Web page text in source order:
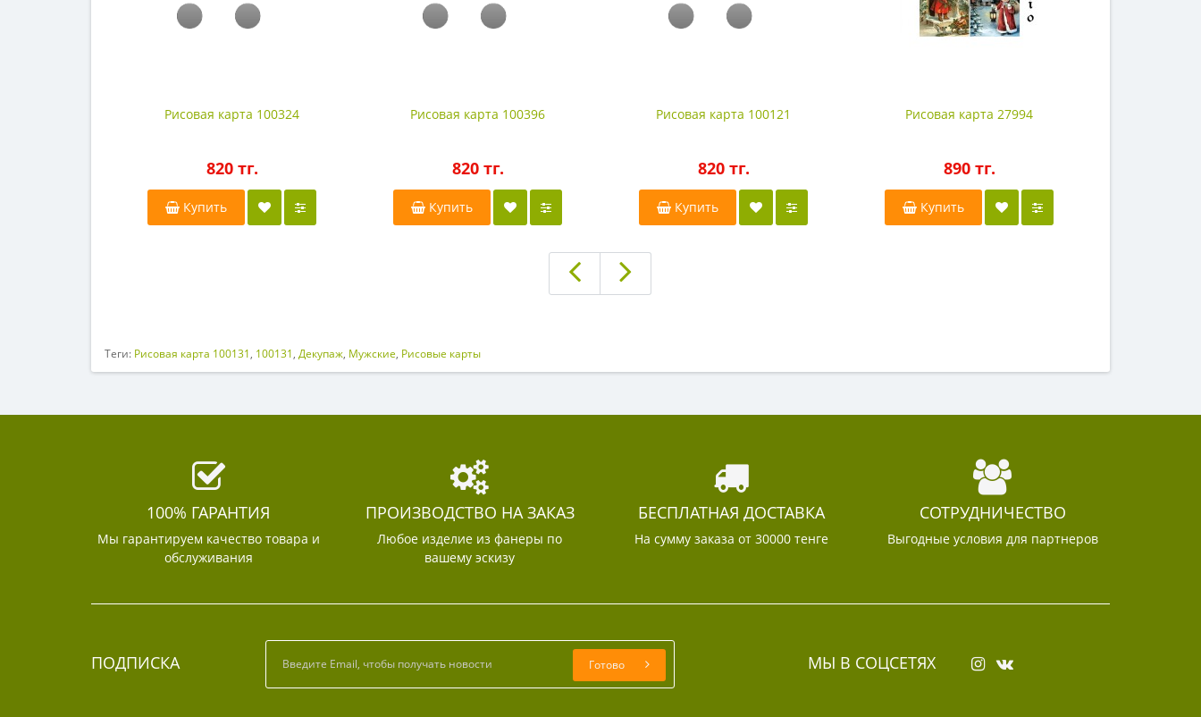
Рисовая карта 100324
820 тг.
Купить
Рисовая карта 100396
820 тг.
Купить
Рисовая карта 100121
820 тг.
Купить
Рисовая карта 27994
890 тг.
Купить
Теги: Рисовая карта 100131, 100131, Декупаж, Мужские, Рисовые карты
100% ГАРАНТИЯ
Мы гарантируем качество товара и
обслуживания
ПРОИЗВОДСТВО НА ЗАКАЗ
Любое изделие из фанеры по
вашему эскизу
БЕСПЛАТНАЯ ДОСТАВКА
На сумму заказа от 30000 тенге
СОТРУДНИЧЕСТВО
Выгодные условия для партнеров
ПОДПИСКА Готово МЫ В СОЦСЕТЯХ